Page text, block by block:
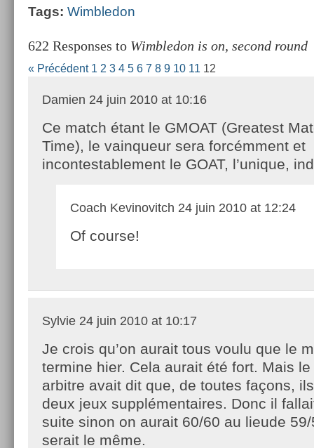
Tags: Wimbledon
622 Responses to Wimbledon is on, second round
« Précédent 1 2 3 4 5 6 7 8 9 10 11 12
Damien 24 juin 2010 at 10:16
Ce match étant le GMOAT (Greatest
Time), le vainqueur sera forcémment et
incontestablement le GOAT, l’unique,
Coach Kevinovitch 24 juin 2010 at 12:24
Of course!
Sylvie 24 juin 2010 at 10:17
Je crois qu’on aurait tous voulu que le
termine hier. Cela aurait été fort. Mais
arbitre avait dit que, de toutes façons,
deux jeux supplémentaires. Donc il
suite sinon on aurait 60/60 au lieude
serait le même.